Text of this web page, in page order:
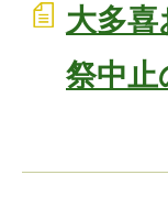
大多
祭中